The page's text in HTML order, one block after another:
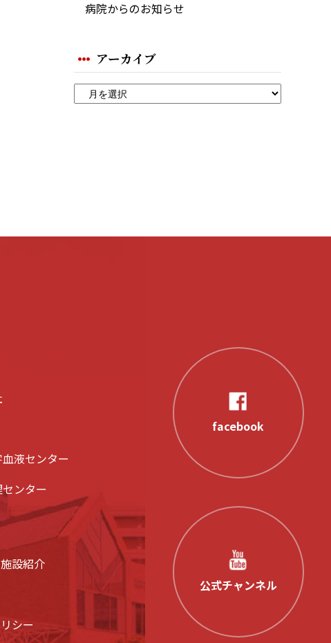
病院からのお知らせ
アーカイブ
液センター
ンター
設紹介
シー
facebook
公式チャンネル